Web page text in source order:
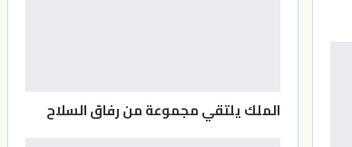
الملك يلتقي مجموعة من رفاق السلاح